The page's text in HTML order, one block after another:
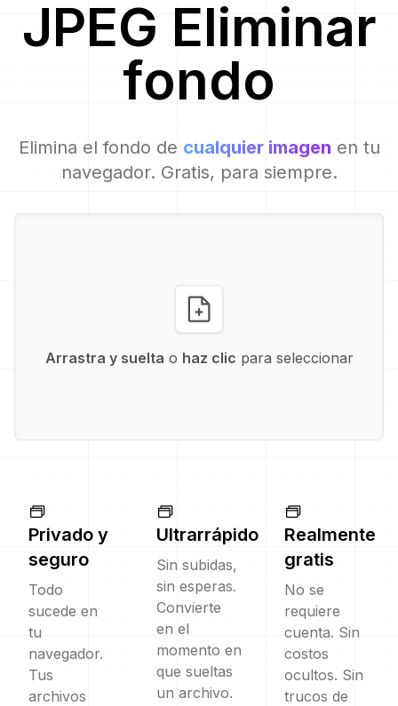
JPEG Eliminar
fondo
Elimina el fondo de cualquier imagen en tu
navegador. Gratis, para siempre.
Arrastra y suelta o haz clic para seleccionar
Privado y
seguro
Todo
sucede en
tu
navegador.
Tus
archivos
Ultrarrápido
Sin subidas,
sin esperas.
Convierte
en el
momento en
que sueltas
un archivo.
Realmente
gratis
No se
requiere
cuenta. Sin
costos
ocultos. Sin
trucos de